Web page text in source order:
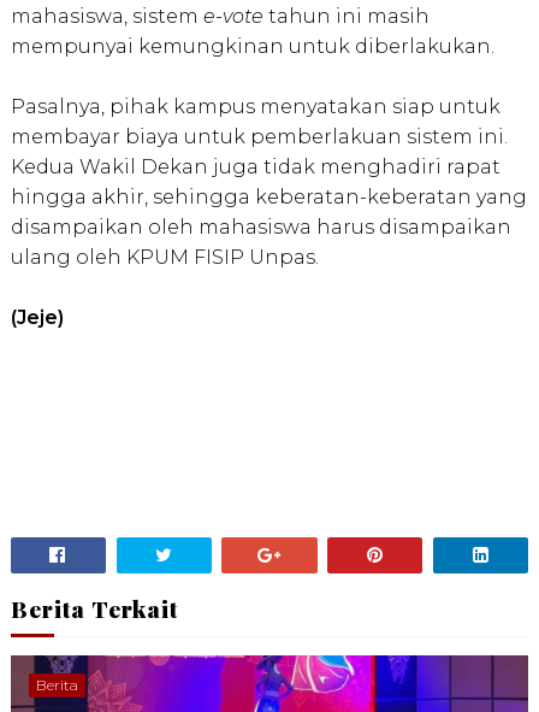
mahasiswa, sistem e-vote tahun ini masih
mempunyai kemungkinan untuk diberlakukan.
Pasalnya, pihak kampus menyatakan siap untuk
membayar biaya untuk pemberlakuan sistem ini.
Kedua Wakil Dekan juga tidak menghadiri rapat
hingga akhir, sehingga keberatan-keberatan yang
disampaikan oleh mahasiswa harus disampaikan
ulang oleh KPUM FISIP Unpas.
(Jeje)
Berita Terkait
Berita